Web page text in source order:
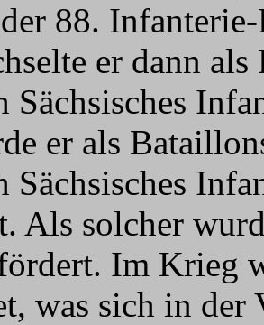
88.
er dann
er als
Als solcher
Im Krieg
was sich in der